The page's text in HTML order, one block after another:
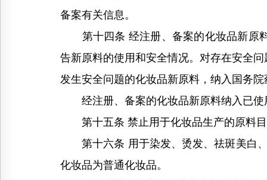
备案有关信息。
第十四条 经注册、备案的化妆品新原料
告新原料的使用和安全情况。对存在安全
发生安全问题的化妆品新原料，纳入国务
经注册、备案的化妆品新原料纳入已使
第十五条 禁止用于化妆品生产的原料目
第十六条 用于染发、烫发、祛斑美白、
化妆品为普通化妆品。